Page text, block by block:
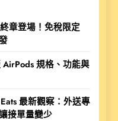
章登場！免稅限定
規格、功能與
最新觀察：外送專
接單量變少